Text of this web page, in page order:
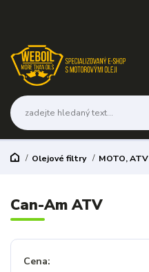
Olejové filtry MOTO, ATV
Can-Am ATV
Cena: